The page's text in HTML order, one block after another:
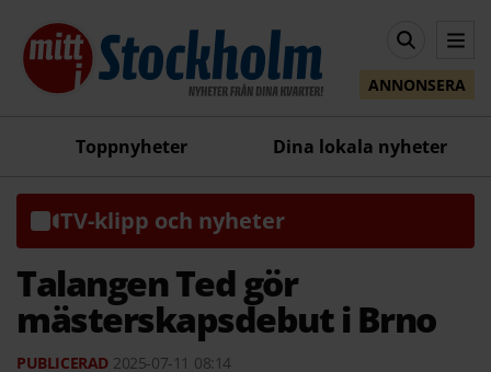
ANNONSERA
Toppnyheter Dina lokala nyheter
TV-klipp och nyheter
Talangen Ted gör
mästerskapsdebut i Brno
2025-07-11 08:14